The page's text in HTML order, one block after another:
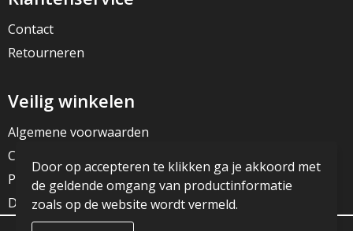
Contact
Retourneren
Veilig winkelen
Algemene voorwaarden
Cookieverklaring
Privacyverklaring
Disclaimer
Door op accepteren te klikken ga je akkoord met
de geldende omgang van productinformatie
zoals op de website wordt vermeld.